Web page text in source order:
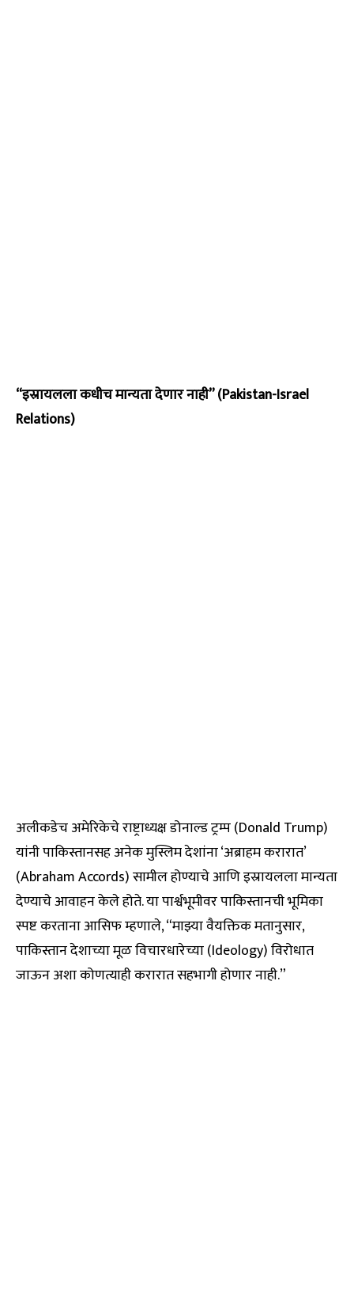
“इस्रायलला कधीच मान्यता देणार नाही” (Pakistan-Israel
Relations)
अलीकडेच अमेरिकेचे राष्ट्राध्यक्ष डोनाल्ड ट्रम्प (Donald Trump)
यांनी पाकिस्तानसह अनेक मुस्लिम देशांना ‘अब्राहम करारात’
(Abraham Accords) सामील होण्याचे आणि इस्रायलला मान्यता
देण्याचे आवाहन केले होते. या पार्श्वभूमीवर पाकिस्तानची भूमिका
स्पष्ट करताना आसिफ म्हणाले, “माझ्या वैयक्तिक मतानुसार,
पाकिस्तान देशाच्या मूळ विचारधारेच्या (Ideology) विरोधात
जाऊन अशा कोणत्याही करारात सहभागी होणार नाही.”